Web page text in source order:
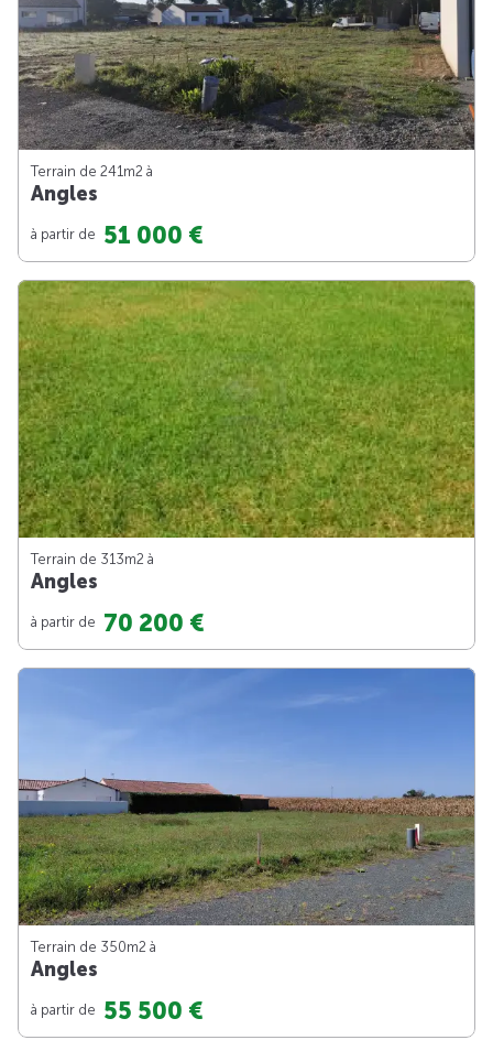
Terrain de 241m2 à
Angles
à partir de 51 000 €
Terrain de 313m2 à
Angles
à partir de 70 200 €
Terrain de 350m2 à
Angles
à partir de 55 500 €